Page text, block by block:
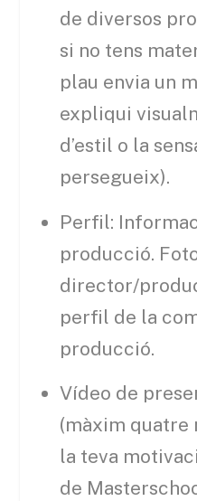
de diversos
si no tens
plau envia un
expliqui
d’estil o la
persegueix).
Perfil:
producció.
director/
perfil de la
producció.
Vídeo de
(màxim quatre
la teva
de